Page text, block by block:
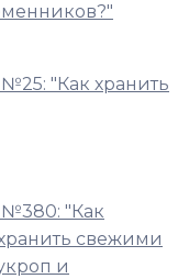
"Как хранить
№380: "Как
свежими
и